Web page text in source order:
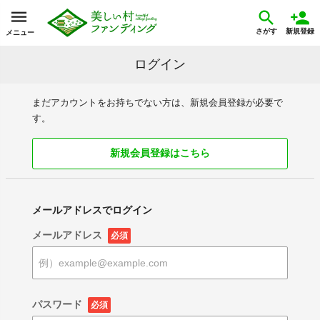
メニュー さがす 新規登録
ログイン
まだアカウントをお持ちでない方は、新規会員登録が必要で
す。
新規会員登録はこちら
メールアドレスでログイン
メールアドレス 必須
パスワード 必須